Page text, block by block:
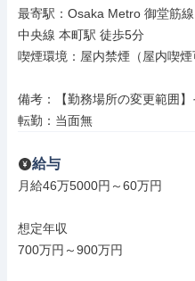
最寄駅：Osaka Metro 御堂筋
中央線 本町駅 徒歩5分
喫煙環境：屋内禁煙（屋内喫煙
備考：【勤務場所の変更範囲
転勤：当面無
給与
月給46万5000円～60万円
想定年収
700万円～900万円